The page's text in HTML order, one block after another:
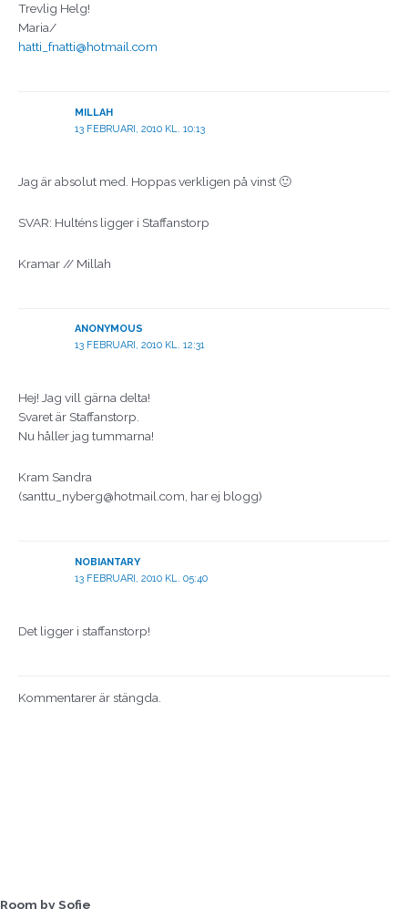
Trevlig Helg!
Maria/
hatti_fnatti@hotmail.com
MILLAH
13 FEBRUARI, 2010 KL. 10:13
Jag är absolut med. Hoppas verkligen på vinst 🙂
SVAR: Hulténs ligger i Staffanstorp
Kramar // Millah
ANONYMOUS
13 FEBRUARI, 2010 KL. 12:31
Hej! Jag vill gärna delta!
Svaret är Staffanstorp.
Nu håller jag tummarna!
Kram Sandra
(santtu_nyberg@hotmail.com, har ej blogg)
NOBIANTARY
13 FEBRUARI, 2010 KL. 05:40
Det ligger i staffanstorp!
Kommentarer är stängda.
Room by Sofie